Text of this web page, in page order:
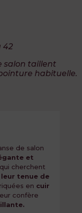
42
salon taillent
habituelle.
de salon
et
cherchent
tenue de
en cuir
confère